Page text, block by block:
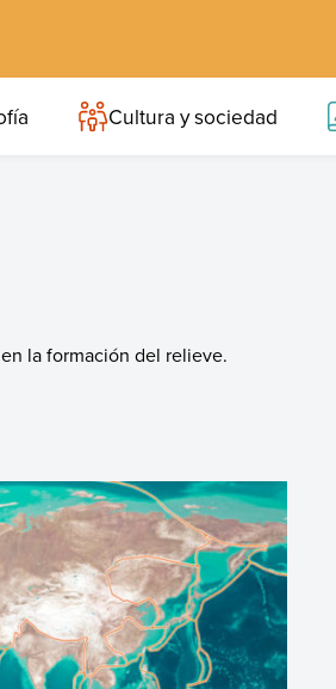
Cultura y sociedad
la formación del relieve.